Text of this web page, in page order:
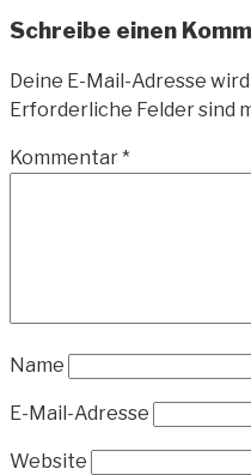
Schreibe einen
Deine E-Mail-Adresse
Erforderliche Felder sind
Kommentar*
Name
E-Mail-Adresse
Website